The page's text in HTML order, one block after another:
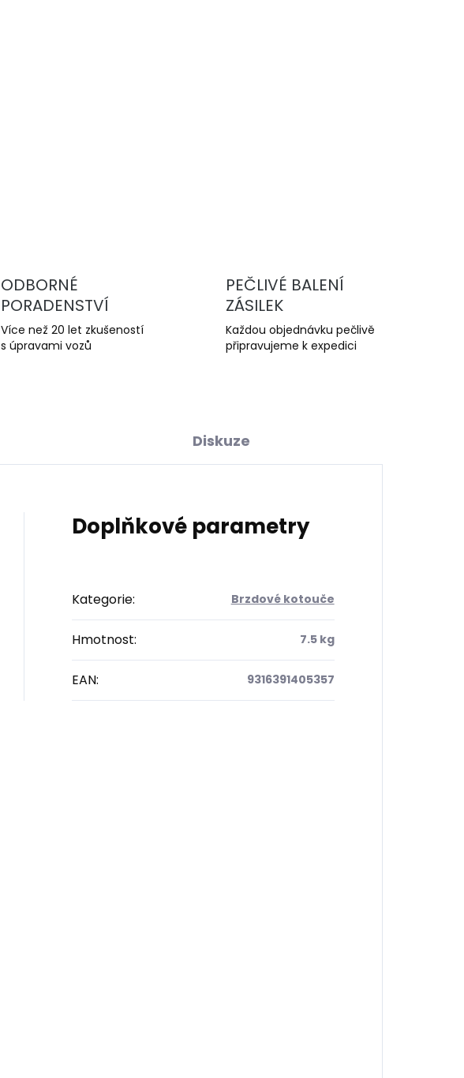
ODBORNÉ
PORADENSTVÍ
Více než 20 let zkušeností
s úpravami vozů
PEČLIVÉ BALENÍ
ZÁSILEK
Každou objednávku pečlivě
připravujeme k expedici
Diskuze
Doplňkové parametry
Kategorie: Brzdové kotouče
Hmotnost: 7.5 kg
EAN: 9316391405357